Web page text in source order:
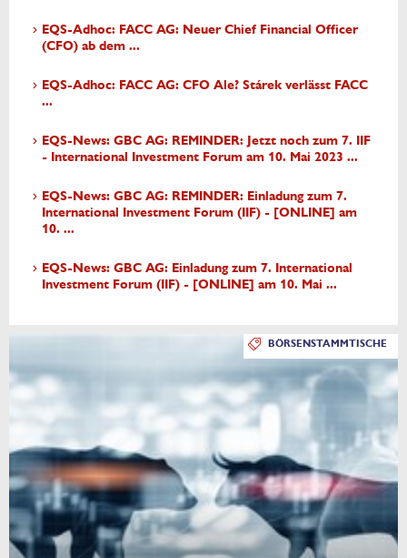
EQS-Adhoc: FACC AG: Neuer Chief Financial Officer
(CFO) ab dem ...
EQS-Adhoc: FACC AG: CFO Ale? Stárek verlässt FACC
...
EQS-News: GBC AG: REMINDER: Jetzt noch zum 7. IIF
- International Investment Forum am 10. Mai 2023 ...
EQS-News: GBC AG: REMINDER: Einladung zum 7.
International Investment Forum (IIF) - [ONLINE] am
10. ...
EQS-News: GBC AG: Einladung zum 7. International
Investment Forum (IIF) - [ONLINE] am 10. Mai ...
BÖRSENSTAMMTISCHE